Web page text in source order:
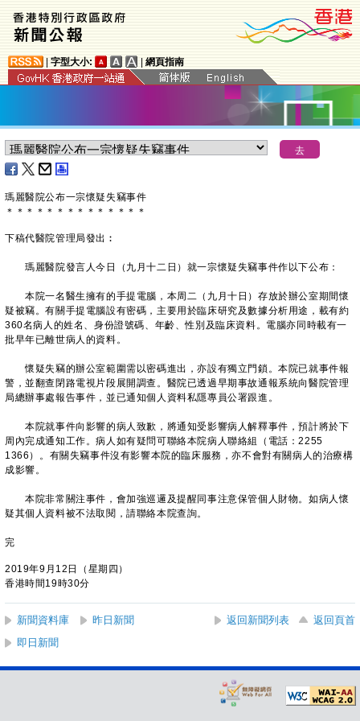
字型大小: 網頁指南
瑪麗醫院公布一宗懷疑失竊事件
＊ ＊ ＊ ＊ ＊ ＊ ＊ ＊ ＊ ＊ ＊ ＊ ＊ ＊
下稿代醫院管理局發出︰
瑪麗醫院發言人今日（九月十二日）就一宗懷疑失竊事件作以下公布：
本院一名醫生擁有的手提電腦，本周二（九月十日）存放於辦公室期間懷
疑被竊。有關手提電腦設有密碼，主要用於臨床研究及數據分析用途，載有約
360名病人的姓名、身份證號碼、年齡、性別及臨床資料。電腦亦同時載有一
批早年已離世病人的資料。
懷疑失竊的辦公室範圍需以密碼進出，亦設有獨立門鎖。本院已就事件報
警，並翻查閉路電視片段展開調查。醫院已透過早期事故通報系統向醫院管理
局總辦事處報告事件，並已通知個人資料私隱專員公署跟進。
本院就事件向影響的病人致歉，將通知受影響病人解釋事件，預計將於下
周內完成通知工作。病人如有疑問可聯絡本院病人聯絡組（電話：2255
1366）。有關失竊事件沒有影響本院的臨床服務，亦不會對有關病人的治療構
成影響。
本院非常關注事件，會加強巡邏及提醒同事注意保管個人財物。如病人懷
疑其個人資料被不法取閱，請聯絡本院查詢。
完
2019年9月12日（星期四）
香港時間19時30分
新聞資料庫 昨日新聞 返回新聞列表
返回頁首
即日新聞